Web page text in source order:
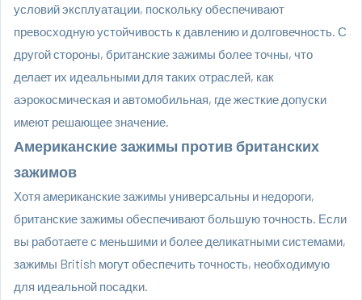
условий эксплуатации, поскольку обеспечивают
превосходную устойчивость к давлению и долговечность. С
другой стороны, британские зажимы более точны, что
делает их идеальными для таких отраслей, как
аэрокосмическая и автомобильная, где жесткие допуски
имеют решающее значение.
Американские зажимы против британских
зажимов
Хотя американские зажимы универсальны и недороги,
британские зажимы обеспечивают большую точность. Если
вы работаете с меньшими и более деликатными системами,
зажимы British могут обеспечить точность, необходимую
для идеальной посадки.